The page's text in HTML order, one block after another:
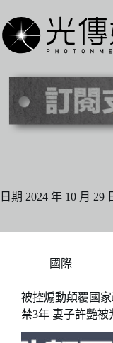
至
主
內
日期 2024 年 10 月 29
國際
被控煽動顛覆國
禁3年 妻子許艷被